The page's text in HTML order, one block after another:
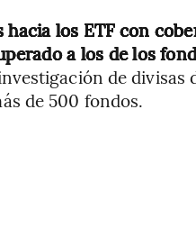
hacia los ETF con
a los de los
de divisas
de 500 fondos.